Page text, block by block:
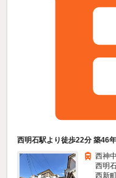
西明石駅より徒歩22分 築46
西神
西明
西新